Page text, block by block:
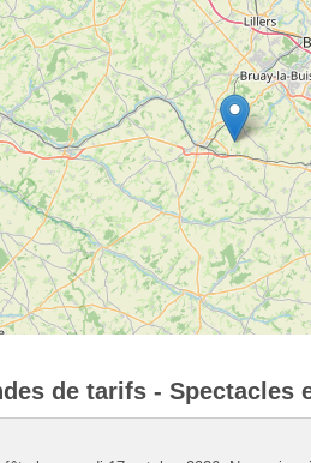
de tarifs - Spectacles